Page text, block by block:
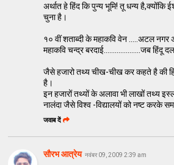
अर्थात हे हिंद कि पुन्य भूमि! तू धन्य है,क्योंकि
चुना है।
१० वीं शताब्दी के महाकवि वेन .....अटल
महाकवि चन्द्र बरदाई....................जब हिंदू
जैसे हजारो तथ्य चीख-चीख कर कहते है की हिंदू
है।
इन हजारों तथ्यों के अलावा भी लाखों तथ्य
नालंदा जैसे विश्व -विद्यालयों को नष्ट करके
जवाब दें
सौरभ आत्रेय नवंबर 09, 2009 2:39 am